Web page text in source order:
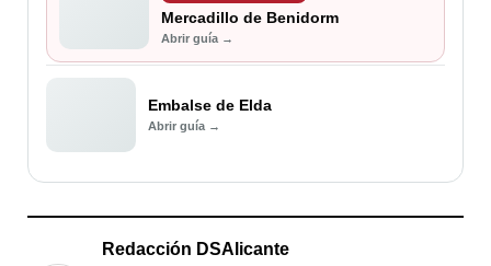
Mercadillo de Benidorm
Abrir guía →
Embalse de Elda
Abrir guía →
Redacción DSAlicante